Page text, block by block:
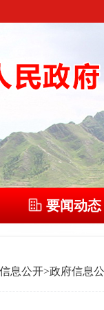
要闻动态
息公开>政府信息